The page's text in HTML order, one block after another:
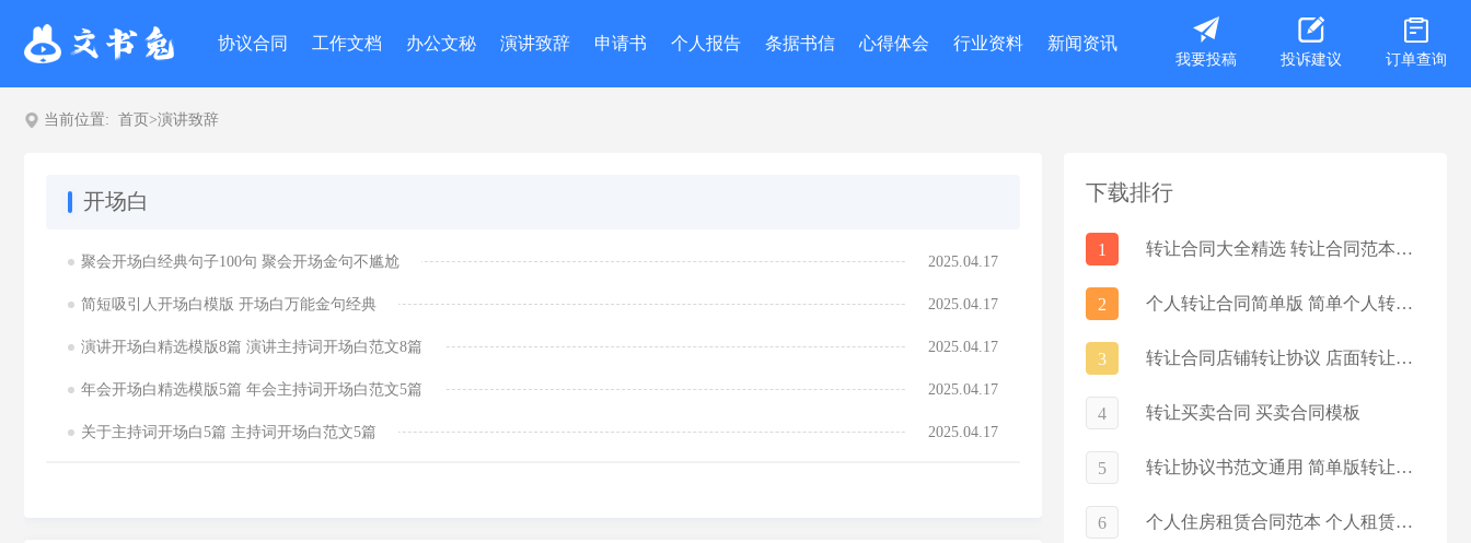
协议合同 工作文档 办公文秘 演讲致辞 申请书 个人报告 条据书信 心得体会 行业资料 新闻资讯
订单查询
投诉建议
我要投稿
当前位置: 首页 >演讲致辞
开场白
聚会开场白经典句子100句 聚会开场金句不尴尬 2025.04.17
简短吸引人开场白模版 开场白万能金句经典 2025.04.17
演讲开场白精选模版8篇 演讲主持词开场白范文8篇 2025.04.17
年会开场白精选模版5篇 年会主持词开场白范文5篇 2025.04.17
关于主持词开场白5篇 主持词开场白范文5篇 2025.04.17
下载排行
1 转让合同大全精选 转让合同范本通用5篇
2 个人转让合同简单版 简单个人转让协议5篇
3 转让合同店铺转让协议 店面转让合同协议书
4 转让买卖合同 买卖合同模板
5 转让协议书范文通用 简单版转让协议书范本
6 个人住房租赁合同范本 个人租赁合同简单版